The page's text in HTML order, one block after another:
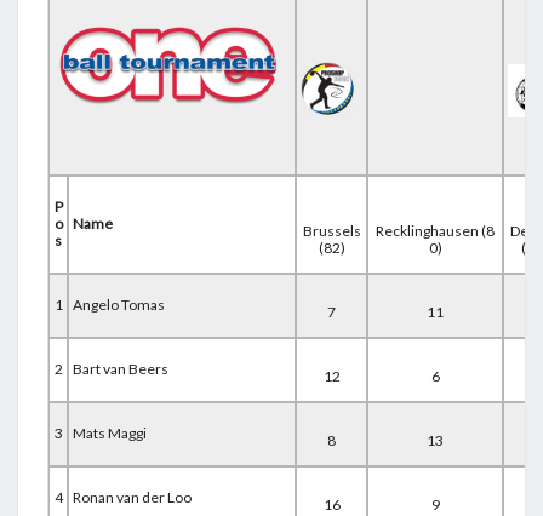
P
o
s
Name
Brussels
(82)
Recklinghausen (8
0)
1 Angelo Tomas 7 11
2 Bart van Beers 12 6
3 Mats Maggi 8 13
4 Ronan van der Loo 16 9